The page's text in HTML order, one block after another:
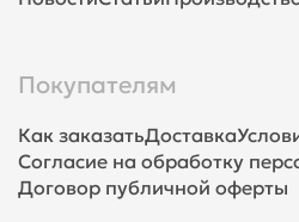
Покупателям
Как заказатьДоставка
Согласие на обработку
Договор публичной оферты